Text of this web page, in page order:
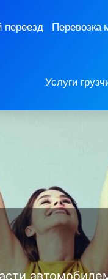
переезд Перевозка
Услуги